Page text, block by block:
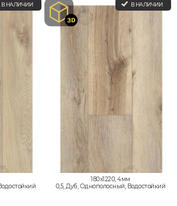
В НАЛИЧИИ В НАЛИЧИИ
180x1220, 4мм
0,5, Дуб, Однополосный, Водостойкий